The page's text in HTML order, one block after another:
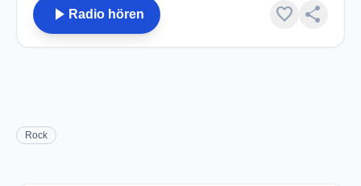
play_arrow Radio hören favorite share
Rock